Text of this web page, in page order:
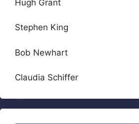
Hugh Grant
Stephen King
Bob Newhart
Claudia Schiffer